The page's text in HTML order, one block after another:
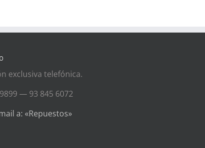
exclusiva telefónica.
— 93 845 6072
a: «Repuestos»